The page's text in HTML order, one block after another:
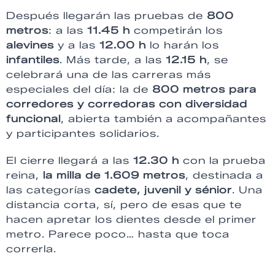
Después llegarán las pruebas de 800
metros: a las 11.45 h competirán los
alevines y a las 12.00 h lo harán los
infantiles. Más tarde, a las 12.15 h, se
celebrará una de las carreras más
especiales del día: la de 800 metros para
corredores y corredoras con diversidad
funcional, abierta también a acompañantes
y participantes solidarios.
El cierre llegará a las 12.30 h con la prueba
reina, la milla de 1.609 metros, destinada a
las categorías cadete, juvenil y sénior. Una
distancia corta, sí, pero de esas que te
hacen apretar los dientes desde el primer
metro. Parece poco… hasta que toca
correrla.